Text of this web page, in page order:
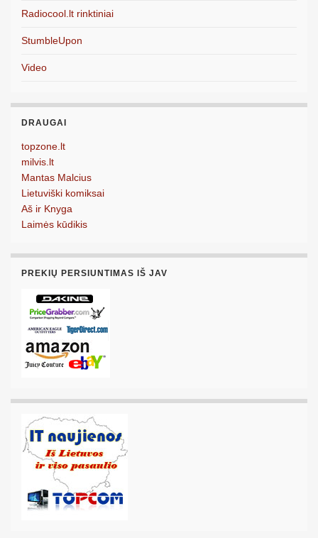
Radiocool.lt rinktiniai
StumbleUpon
Video
DRAUGAI
topzone.lt
milvis.lt
Mantas Malcius
Lietuviški komiksai
Aš ir Knyga
Laimės kūdikis
PREKIŲ PERSIUNTIMAS IŠ JAV